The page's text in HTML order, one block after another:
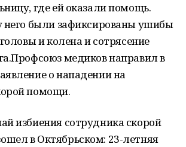
где ей оказали помощь.
него были зафиксированы ушибы
и колена и сотрясение
медиков направил в
о нападении на
помощи.
избиения сотрудника скорой
в Октябрьском: 23-летняя